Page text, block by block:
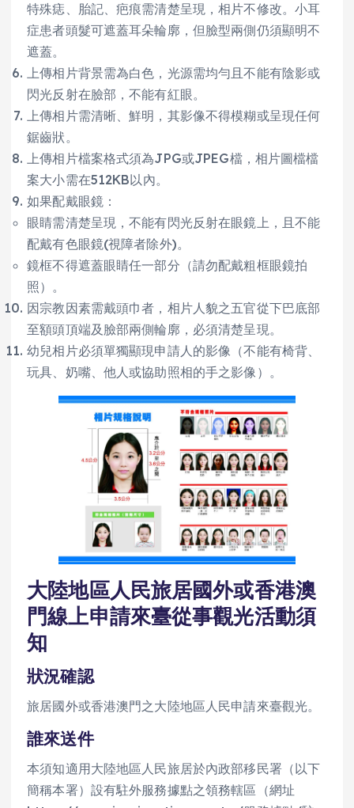
特殊痣、胎記、疤痕需清楚呈現，相片不修改。小耳
症患者頭髮可遮蓋耳朵輪廓，但臉型兩側仍須顯明不
遮蓋。
上傳相片背景需為白色，光源需均勻且不能有陰影或
閃光反射在臉部，不能有紅眼。
上傳相片需清晰、鮮明，其影像不得模糊或呈現任何
鋸齒狀。
上傳相片檔案格式須為JPG或JPEG檔，相片圖檔檔
案大小需在512KB以內。
如果配戴眼鏡：
眼睛需清楚呈現，不能有閃光反射在眼鏡上，且不能
配戴有色眼鏡(視障者除外)。
鏡框不得遮蓋眼睛任一部分（請勿配戴粗框眼鏡拍
照）。
因宗教因素需戴頭巾者，相片人貌之五官從下巴底部
至額頭頂端及臉部兩側輪廓，必須清楚呈現。
幼兒相片必須單獨顯現申請人的影像（不能有椅背、
玩具、奶嘴、他人或協助照相的手之影像）。
大陸地區人民旅居國外或香港澳
門線上申請來臺從事觀光活動須
知
狀況確認
旅居國外或香港澳門之大陸地區人民申請來臺觀光。
誰來送件
本須知適用大陸地區人民旅居於內政部移民署（以下
簡稱本署）設有駐外服務據點之領務轄區（網址